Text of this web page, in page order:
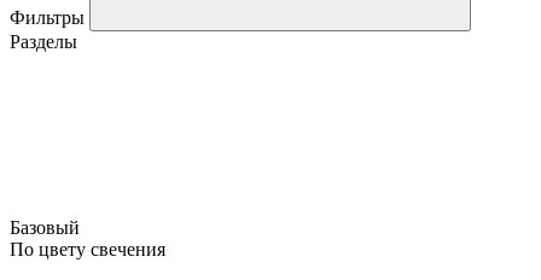
Фильтры
Разделы
Базовый
По цвету свечения